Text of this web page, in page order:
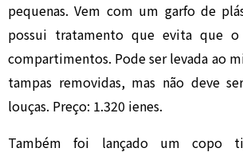
pequenas. Vem com um garfo de
possui tratamento que evita que
compartimentos. Pode ser levada ao
tampas removidas, mas não deve
louças. Preço: 1.320 ienes.
Também foi lançado um copo